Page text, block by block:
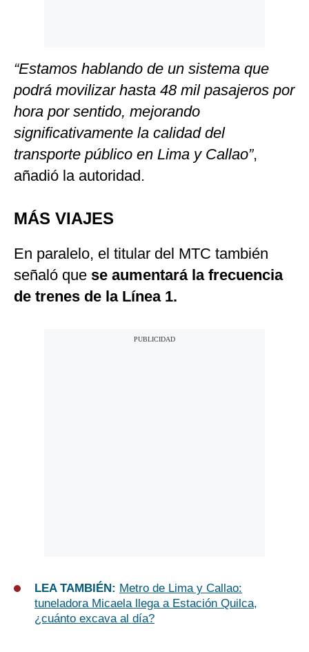
“Estamos hablando de un sistema que
podrá movilizar hasta 48 mil pasajeros por
hora por sentido, mejorando
significativamente la calidad del
transporte público en Lima y Callao”,
añadió la autoridad.
MÁS VIAJES
En paralelo, el titular del MTC también
señaló que se aumentará la frecuencia
de trenes de la Línea 1.
LEA TAMBIÉN: Metro de Lima y Callao:
tuneladora Micaela llega a Estación Quilca,
¿cuánto excava al día?